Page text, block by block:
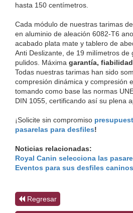
hasta 150 centímetros.
Cada módulo de nuestras tarimas
en aluminio de aleación 6082-T6
acabado plata mate y tablero de
Anti Deslizante, de 19 milímetros de
pulidos. Máxima garantía,
Todas nuestras tarimas han sido
compresión dinámica y compresión
tomando como base las normas
DIN 1055, certificando así su plena
¡Solicite sin compromiso
pasarelas para desfiles!
Noticias relacionadas:
Royal Canin selecciona las
Eventos para sus desfiles
Regresar